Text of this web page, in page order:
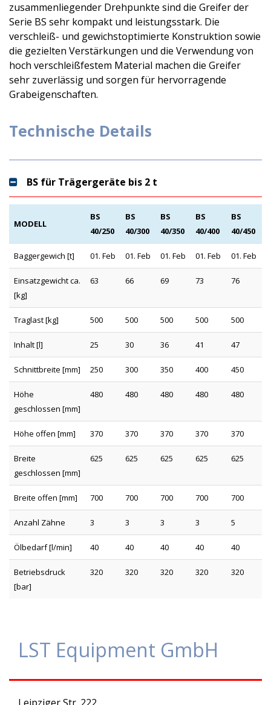
zusammenliegender Drehpunkte sind die Greifer der
Serie BS sehr kompakt und leistungsstark. Die
verschleiß- und gewichstoptimierte Konstruktion sowie
die gezielten Verstärkungen und die Verwendung von
hoch verschleißfestem Material machen die Greifer
sehr zuverlässig und sorgen für hervorragende
Grabeigenschaften.
Technische Details
BS für Trägergeräte bis 2 t
MODELL
BS
40/250
BS
40/300
BS
40/350
BS
40/400
BS
40/450
Baggergewich [t] 01. Feb 01. Feb 01. Feb 01. Feb 01. Feb
Einsatzgewicht ca.
[kg]
63 66 69 73 76
Traglast [kg] 500 500 500 500 500
Inhalt [l] 25 30 36 41 47
Schnittbreite [mm] 250 300 350 400 450
Höhe
geschlossen [mm]
480 480 480 480 480
Höhe offen [mm] 370 370 370 370 370
Breite
geschlossen [mm]
625 625 625 625 625
Breite offen [mm] 700 700 700 700 700
Anzahl Zähne 3 3 3 3 5
Ölbedarf [l/min] 40 40 40 40 40
Betriebsdruck
[bar]
320 320 320 320 320
LST Equipment GmbH